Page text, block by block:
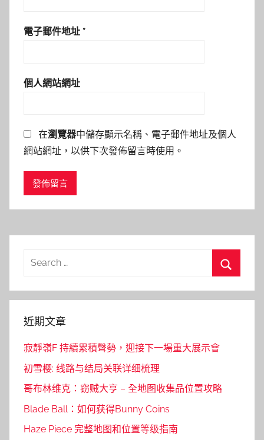
電子郵件地址 *
個人網站網址
在瀏覽器中儲存顯示名稱、電子郵件地址及個人
網站網址，以供下次發佈留言時使用。
Search
近期文章
寂靜嶺F 持續累積聲勢，迎接下一場重大展示會
初雪樱: 线路与结局关联详细梳理
哥布林维克：窃贼大亨 – 全地图收集品位置攻略
Blade Ball：如何获得Bunny Coins
Haze Piece 完整地图和位置等级指南